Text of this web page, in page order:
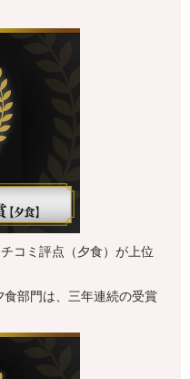
コミ評点（夕食）が上位
食部門は、三年連続の受賞